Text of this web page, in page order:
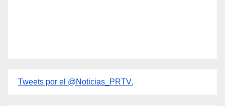
Tweets por el @Noticias_PRTV.